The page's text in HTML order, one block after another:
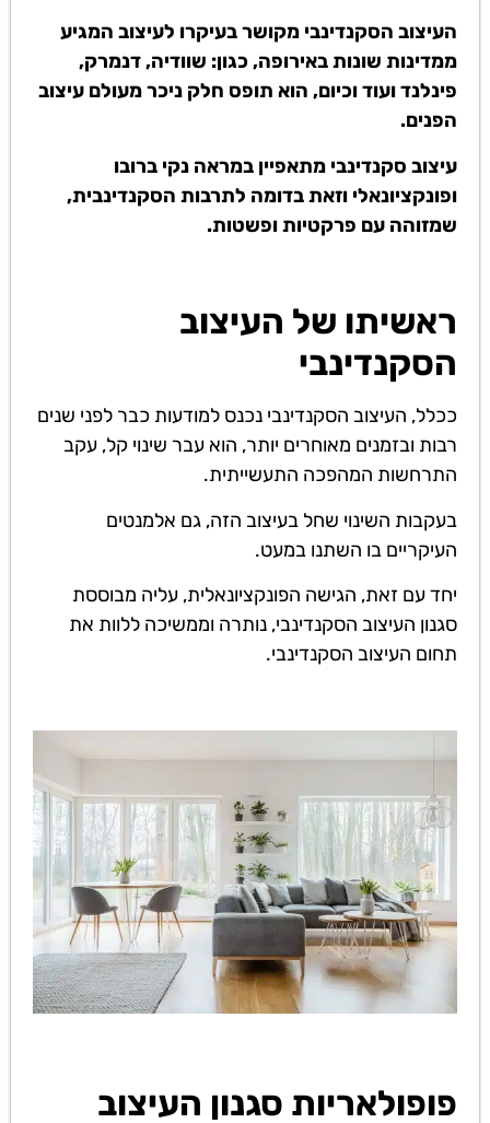
העיצוב הסקנדינבי מקושר בעיקרו לעיצוב המגיע
ממדינות שונות באירופה, כגון: שוודיה, דנמרק,
פינלנד ועוד וכיום, הוא תופס חלק ניכר מעולם עיצוב
הפנים.
עיצוב סקנדינבי מתאפיין במראה נקי ברובו
ופונקציונאלי וזאת בדומה לתרבות הסקנדינבית,
שמזוהה עם פרקטיות ופשטות.
ראשיתו של העיצוב
הסקנדינבי
ככלל, העיצוב הסקנדינבי נכנס למודעות כבר לפני שנים
רבות ובזמנים מאוחרים יותר, הוא עבר שינוי קל, עקב
התרחשות המהפכה התעשייתית.
בעקבות השינוי שחל בעיצוב הזה, גם אלמנטים
העיקריים בו השתנו במעט.
יחד עם זאת, הגישה הפונקציונאלית, עליה מבוססת
סגנון העיצוב הסקנדינבי, נותרה וממשיכה ללוות את
תחום העיצוב הסקנדינבי.
פופולאריות סגנון העיצוב